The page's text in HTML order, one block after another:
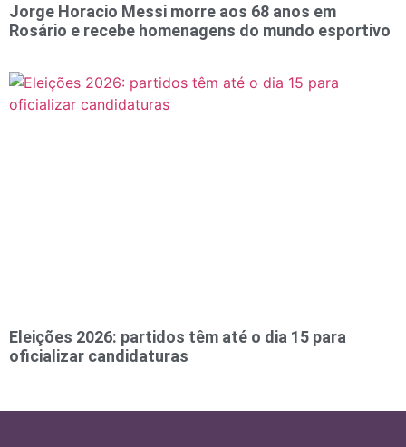
Jorge Horacio Messi morre aos 68 anos em
Rosário e recebe homenagens do mundo esportivo
Eleições 2026: partidos têm até o dia 15 para
oficializar candidaturas